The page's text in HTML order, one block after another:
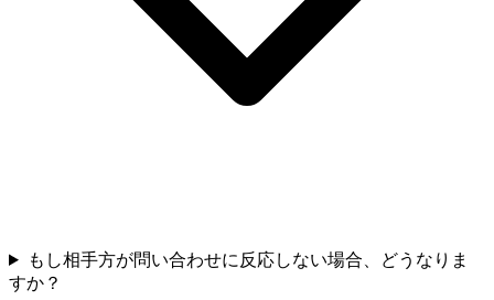
もし相手方が問い合わせに反応しない場合、どうなりま
すか？